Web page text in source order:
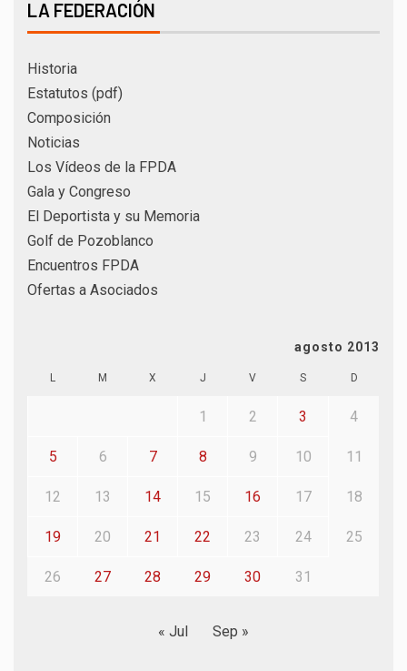
LA FEDERACIÓN
Historia
Estatutos (pdf)
Composición
Noticias
Los Vídeos de la FPDA
Gala y Congreso
El Deportista y su Memoria
Golf de Pozoblanco
Encuentros FPDA
Ofertas a Asociados
agosto 2013
L M X J V S D
1 2 3 4
5 6 7 8 9 10 11
12 13 14 15 16 17 18
19 20 21 22 23 24 25
26 27 28 29 30 31
« Jul Sep »